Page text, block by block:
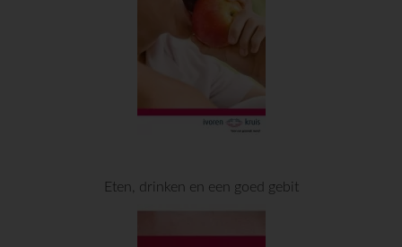
Eten, drinken en een goed gebit